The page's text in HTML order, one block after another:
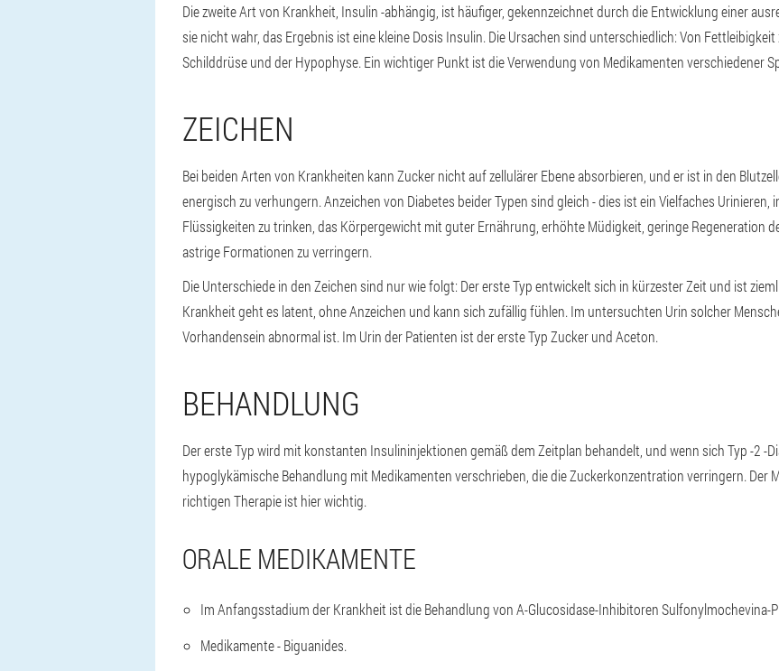
Die zweite Art von Krankheit, Insulin -abhängig, ist häufiger, gekennzeichnet durch die Entwicklung einer
sie nicht wahr, das Ergebnis ist eine kleine Dosis Insulin. Die Ursachen sind unterschiedlich: Von
Schilddrüse und der Hypophyse. Ein wichtiger Punkt ist die Verwendung von Medikamenten verschiedener
ZEICHEN
Bei beiden Arten von Krankheiten kann Zucker nicht auf zellulärer Ebene absorbieren, und er ist in den
energisch zu verhungern. Anzeichen von Diabetes beider Typen sind gleich - dies ist ein Vielfaches Urinieren,
Flüssigkeiten zu trinken, das Körpergewicht mit guter Ernährung, erhöhte Müdigkeit, geringe Regeneration
astrige Formationen zu verringern.
Die Unterschiede in den Zeichen sind nur wie folgt: Der erste Typ entwickelt sich in kürzester Zeit und ist
Krankheit geht es latent, ohne Anzeichen und kann sich zufällig fühlen. Im untersuchten Urin solcher
Vorhandensein abnormal ist. Im Urin der Patienten ist der erste Typ Zucker und Aceton.
BEHANDLUNG
Der erste Typ wird mit konstanten Insulininjektionen gemäß dem Zeitplan behandelt, und wenn sich Typ -2 -
hypoglykämische Behandlung mit Medikamenten verschrieben, die die Zuckerkonzentration verringern. Der
richtigen Therapie ist hier wichtig.
ORALE MEDIKAMENTE
Im Anfangsstadium der Krankheit ist die Behandlung von A-Glucosidase-Inhibitoren Sulfonylmochevina-
Medikamente - Biguanides.